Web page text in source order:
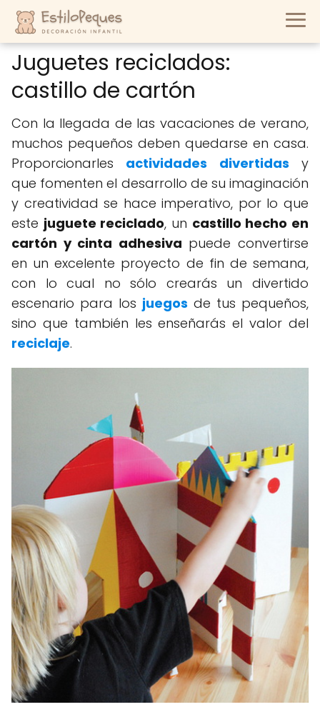
Juguetes reciclados:
castillo de cartón
Con la llegada de las vacaciones de verano,
muchos pequeños deben quedarse en casa.
Proporcionarles actividades divertidas y
que fomenten el desarrollo de su imaginación
y creatividad se hace imperativo, por lo que
este juguete reciclado, un castillo hecho en
cartón y cinta adhesiva puede convertirse
en un excelente proyecto de fin de semana,
con lo cual no sólo crearás un divertido
escenario para los juegos de tus pequeños,
sino que también les enseñarás el valor del
reciclaje.